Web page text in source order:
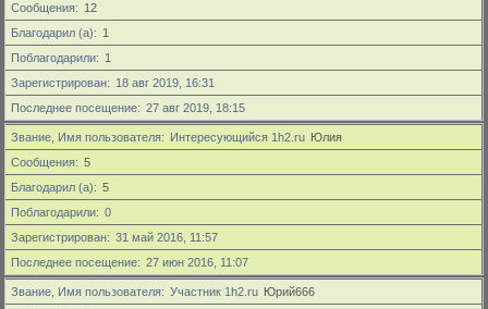
Сообщения
12
Благодарил (а)
1
Поблагодарили
1
Зарегистрирован
18 авг 2019, 16:31
Последнее посещение
27 авг 2019, 18:15
Звание, Имя пользователя Интересующийся 1h2.ru Юлия
Сообщения
5
Благодарил (а)
5
Поблагодарили
0
Зарегистрирован
31 май 2016, 11:57
Последнее посещение
27 июн 2016, 11:07
Звание, Имя пользователя Участник 1h2.ru Юрий666